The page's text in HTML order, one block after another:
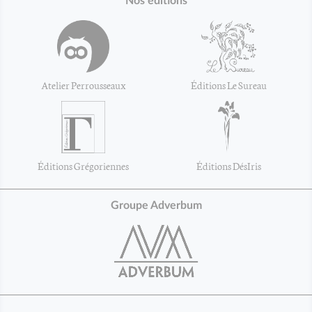
Atelier Perrousseaux Éditions Le Sureau
Éditions Grégoriennes Éditions DésIris
Groupe Adverbum